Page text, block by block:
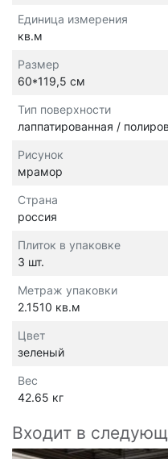
Единица измерения
кв.м
Размер
60*119,5 см
Тип поверхности
лаппатированная /
Рисунок
мрамор
Страна
россия
Плиток в упаковке
3 шт.
Метраж упаковки
2.1510 кв.м
Цвет
зеленый
Вес
42.65 кг
Входит в